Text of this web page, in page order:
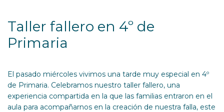
Taller fallero en 4º de
Primaria
El pasado miércoles vivimos una tarde muy especial en 4º
de Primaria. Celebramos nuestro taller fallero, una
experiencia compartida en la que las familias entraron en el
aula para acompañarnos en la creación de nuestra falla, este